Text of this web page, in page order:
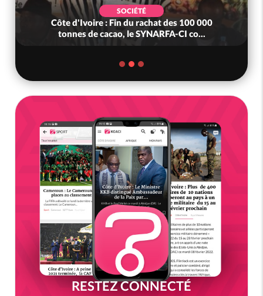
SOCIÉTÉ
Côte d'Ivoire : Fin du rachat des 100 000
tonnes de cacao, le SYNARFA-CI co...
RESTEZ CONNECTÉ